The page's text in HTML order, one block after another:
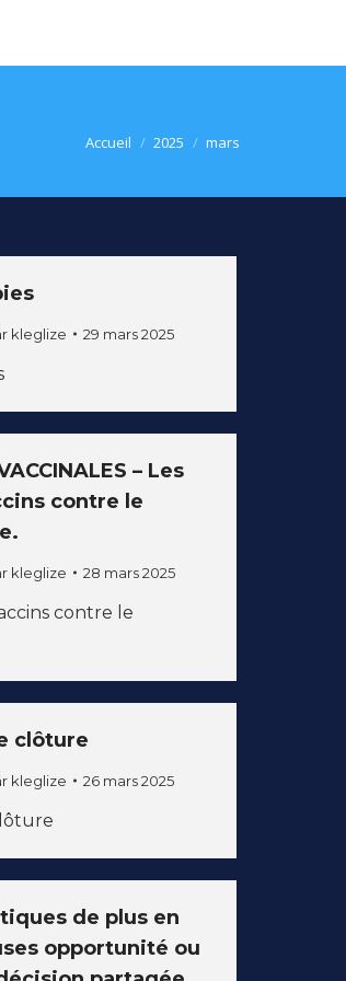
Vous êtes ici :
Accueil 2025 mars
kleglize 29 mars 2025
– Les
contre le
kleglize 28 mars 2025
contre le
clôture
kleglize 26 mars 2025
de plus en
opportunité ou